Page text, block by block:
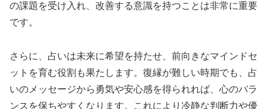
の課題を受け入れ、改善する意識を持つことは非常に重要
です。
さらに、占いは未来に希望を持たせ、前向きなマインドセ
ットを育む役割も果たします。復縁が難しい時期でも、占
いのメッセージから勇気や安心感を得られれば、心のバラ
ンスを保ちやすくなります。これにより冷静な判断力や優